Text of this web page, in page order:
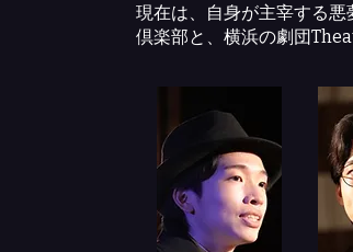
現在は、自身が主宰する悪
倶楽部と、横浜の劇団